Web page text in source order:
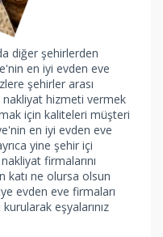
diğer şehirlerden
en iyi evden eve
şehirler arası
nakliyat hizmeti vermek
için kaliteleri müşteri
en iyi evden eve
yine şehir içi
firmalarını
katı ne olursa olsun
evden eve firmaları
eşyalarınız